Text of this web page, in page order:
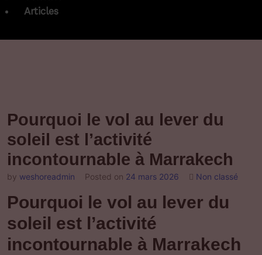
Articles
Pourquoi le vol au lever du
soleil est l’activité
incontournable à Marrakech
by weshoreadmin Posted on 24 mars 2026 Non classé
Pourquoi le vol au lever du
soleil est l’activité
incontournable à Marrakech